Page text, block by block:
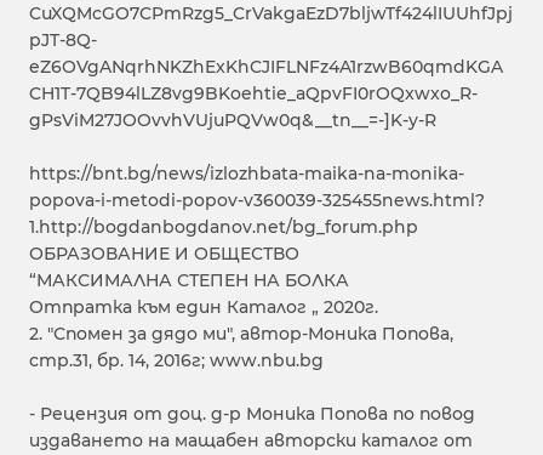
CuXQMcGO7CPmRzg5_CrVakgaEzD7bljwTf424lIUUhfJpj
pJT-8Q-
eZ6OVgANqrhNKZhExKhCJIFLNFz4A1rzwB60qmdKGA
CH1T-7QB94lLZ8vg9BKoehtie_aQpvFI0rOQxwxo_R-
gPsViM27JOOvvhVUjuPQVw0q&__tn__=-]K-y-R
https://bnt.bg/news/izlozhbata-maika-na-monika-
popova-i-metodi-popov-v360039-325455news.html?
1.http://bogdanbogdanov.net/bg_forum.php
ОБРАЗОВАНИЕ И ОБЩЕСТВО
“МАКСИМАЛНА СТЕПЕН НА БОЛКА
Отпратка към един Каталог „ 2020г.
2. "Спомен за дядо ми", автор-Моника Попова,
стр.31, бр. 14, 2016г; www.nbu.bg
- Рецензия от доц. д-р Моника Попова по повод
издаването на мащабен авторски каталог от